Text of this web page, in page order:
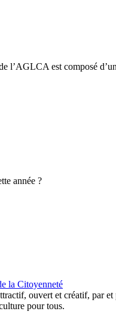
l’AGLCA est composé
année ?
la Citoyenneté
ouvert et créatif, par
pour tous.